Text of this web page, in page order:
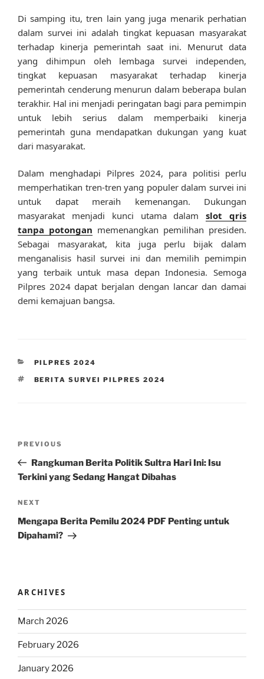
Di samping itu, tren lain yang juga menarik perhatian
dalam survei ini adalah tingkat kepuasan masyarakat
terhadap kinerja pemerintah saat ini. Menurut data
yang dihimpun oleh lembaga survei independen,
tingkat kepuasan masyarakat terhadap kinerja
pemerintah cenderung menurun dalam beberapa bulan
terakhir. Hal ini menjadi peringatan bagi para pemimpin
untuk lebih serius dalam memperbaiki kinerja
pemerintah guna mendapatkan dukungan yang kuat
dari masyarakat.
Dalam menghadapi Pilpres 2024, para politisi perlu
memperhatikan tren-tren yang populer dalam survei ini
untuk dapat meraih kemenangan. Dukungan
masyarakat menjadi kunci utama dalamslot qris
tanpa potongan memenangkan pemilihan presiden.
Sebagai masyarakat, kita juga perlu bijak dalam
menganalisis hasil survei ini dan memilih pemimpin
yang terbaik untuk masa depan Indonesia. Semoga
Pilpres 2024 dapat berjalan dengan lancar dan damai
demi kemajuan bangsa.
CATEGORIES
PILPRES 2024
TAGS
BERITA SURVEI PILPRES 2024
Previous
Post
PREVIOUS
Rangkuman Berita Politik Sultra Hari Ini: Isu
Terkini yang Sedang Hangat Dibahas
Next
Post
NEXT
Mengapa Berita Pemilu 2024 PDF Penting untuk
Dipahami?
ARCHIVES
March 2026
February 2026
January 2026